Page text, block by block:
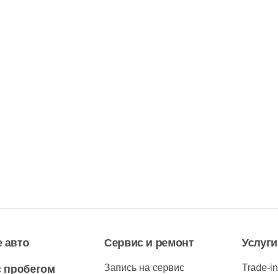
авто
пробегом
Сервис и ремонт
Запись на сервис
Услуги
Trade-in